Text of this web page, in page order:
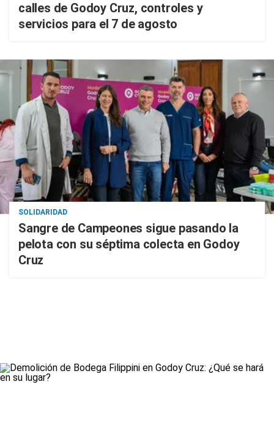
calles de Godoy Cruz, controles y
servicios para el 7 de agosto
SOLIDARIDAD
Sangre de Campeones sigue pasando la
pelota con su séptima colecta en Godoy
Cruz